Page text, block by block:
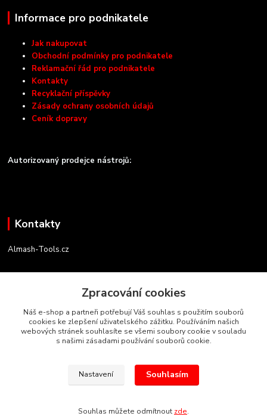
Informace pro podnikatele
Jak nakupovat
Obchodní podmínky pro podnikatele
Reklamační řád pro podnikatele
Kontakty
Recyklační příspěvky
Zásady ochrany osobních údajů
Ceník dopravy
Autorizovaný prodejce nástrojů:
Kontakty
Almash-Tools.cz
Aleš Kolář
+420 603 145 054
info@almash-tools.cz
Autorská práva Almash-Tools.cz
Zpracování cookies
Náš e-shop a partneři potřebují Váš souhlas s použitím souborů
cookies ke zlepšení uživatelského zážitku. Používáním našich
webových stránek souhlasíte se všemi soubory cookie v souladu
s našimi zásadami používání souborů cookie.
Nastavení Souhlasím
Souhlas můžete odmítnout zde.